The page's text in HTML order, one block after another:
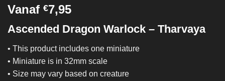
Vanaf €7,95
Ascended Dragon Warlock – Tharvaya
• This product includes one miniature
• Miniature is in 32mm scale
• Size may vary based on creature